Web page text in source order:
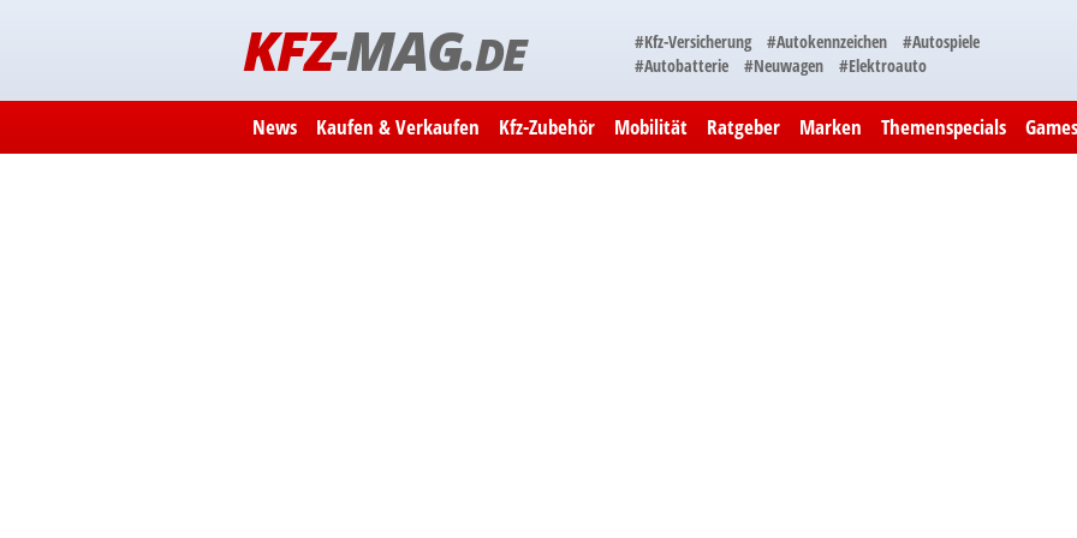
KFZ-MAG.DE #Kfz-Versicherung #Autokennzeichen
#Autospiele
#Autobatterie
#Neuwagen #Elektroauto
News Kaufen & Verkaufen Kfz-Zubehör Mobilität Ratgeber Marken Themenspecials Games